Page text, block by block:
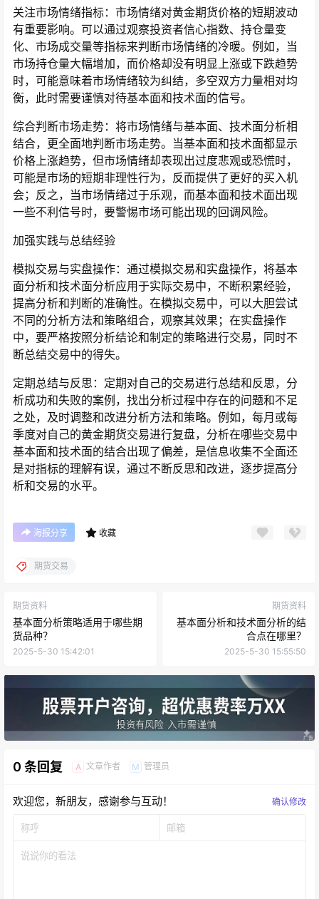
关注市场情绪指标：市场情绪对黄金期货价格的短期波动
有重要影响。可以通过观察投资者信心指数、持仓量变
化、市场成交量等指标来判断市场情绪的冷暖。例如，当
市场持仓量大幅增加，而价格却没有明显上涨或下跌趋势
时，可能意味着市场情绪较为纠结，多空双方力量相对均
衡，此时需要谨慎对待基本面和技术面的信号。
综合判断市场走势：将市场情绪与基本面、技术面分析相
结合，更全面地判断市场走势。当基本面和技术面都显示
价格上涨趋势，但市场情绪却表现出过度悲观或恐慌时，
可能是市场的短期非理性行为，反而提供了更好的买入机
会；反之，当市场情绪过于乐观，而基本面和技术面出现
一些不利信号时，要警惕市场可能出现的回调风险。
加强实践与总结经验
模拟交易与实盘操作：通过模拟交易和实盘操作，将基本
面分析和技术面分析应用于实际交易中，不断积累经验，
提高分析和判断的准确性。在模拟交易中，可以大胆尝试
不同的分析方法和策略组合，观察其效果；在实盘操作
中，要严格按照分析结论和制定的策略进行交易，同时不
断总结交易中的得失。
定期总结与反思：定期对自己的交易进行总结和反思，分
析成功和失败的案例，找出分析过程中存在的问题和不足
之处，及时调整和改进分析方法和策略。例如，每月或每
季度对自己的黄金期货交易进行复盘，分析在哪些交易中
基本面和技术面的结合出现了偏差，是信息收集不全面还
是对指标的理解有误，通过不断反思和改进，逐步提高分
析和交易的水平。
海报分享 收藏
期货交易
期货资料
基本面分析策略适用于哪些期
货品种？
2025-5-30 15:42:01
期货资料
基本面分析和技术面分析的结
合点在哪里？
2025-5-30 15:55:50
0 条回复 A 文章作者 M 管理员
欢迎您，新朋友，感谢参与互动！ 确认修改